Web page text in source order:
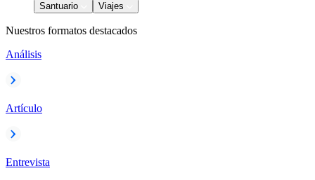
Santuario
Viajes
Nuestros formatos destacados
Análisis
Artículo
Entrevista